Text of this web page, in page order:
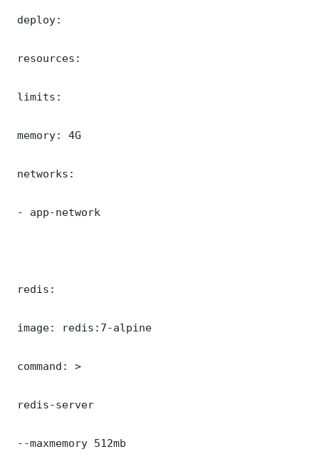
deploy:
resources:
limits:
memory: 4G
networks:
- app-network
redis:
image: redis:7-alpine
command: >
redis-server
--maxmemory 512mb